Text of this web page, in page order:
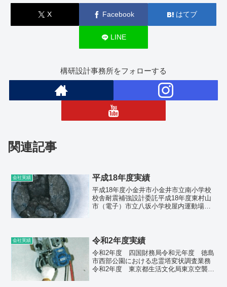
X Facebook はてブ
LINE
構研設計事務所をフォローする
関連記事
会社実績 平成18年度実績
平成18年度小金井市小金井市立南小学校
校舎耐震補強設計委託平成18年度東村山
市（電子）市立八坂小学校屋内運動場耐
川小学校屋内運動...
会社実績 令和2年度実績
令和2年度 四国財務局令和元年度 徳島
市西部公園における忠霊塔変状調査業務
令和2年度 東京都生活文化局東京空襲犠